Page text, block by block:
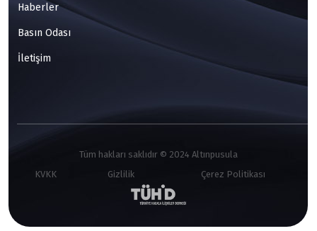
Haberler
Basın Odası
İletişim
Tüm hakları saklıdır © 2024 Altınpusula
KVKK
Gizlilik Çerez Politikası